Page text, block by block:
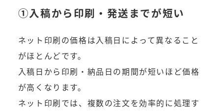
①入稿から印刷・発送までが短い
ネット印刷の価格は入稿日によって異なること
がほとんどです。
入稿日から印刷・納品日の期間が短いほど価格
が高くなります。
ネット印刷では、複数の注文を効率的に処理す